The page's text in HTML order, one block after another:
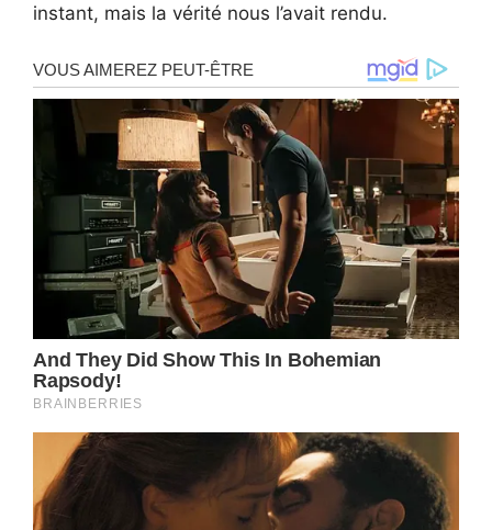
instant, mais la vérité nous l’avait rendu.